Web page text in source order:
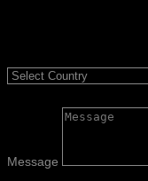
Message